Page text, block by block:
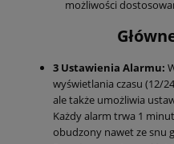
możliwości
3 Ustawienia Alarmu:
wyświetlania czasu (12/
ale także umożliwia
Każdy alarm trwa 1
obudzony nawet ze snu